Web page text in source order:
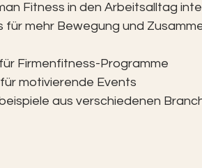
Fitness in den Arbeitsalltag
für mehr Bewegung und
Firmenfitness-Programme
motivierende Events
aus verschiedenen